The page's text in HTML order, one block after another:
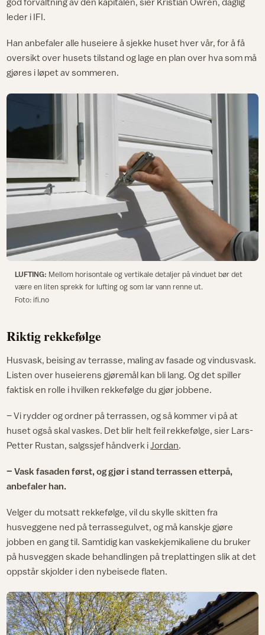
leder i IFI.
Han anbefaler alle huseiere å sjekke huset hver vår, for å få
oversikt over husets tilstand og lage en plan over hva som må
gjøres i løpet av sommeren.
LUFTING: Mellom horisontale og vertikale detaljer på vinduet bør det
være en liten sprekk for lufting og som lar vann renne ut.
Foto: ifi.no
Riktig rekkefølge
Husvask, beising av terrasse, maling av fasade og vindusvask.
Listen over huseierens gjøremål kan bli lang. Og det spiller
faktisk en rolle i hvilken rekkefølge du gjør jobbene.
– Vi rydder og ordner på terrassen, og så kommer vi på at
huset også skal vaskes. Det blir helt feil rekkefølge, sier Lars-
Petter Rustan, salgssjef håndverk iJordan.
– Vask fasaden først, og gjør i stand terrassen etterpå,
anbefaler han.
Velger du motsatt rekkefølge, vil du skylle skitten fra
husveggene ned på terrassegulvet, og må kanskje gjøre
jobben en gang til. Samtidig kan vaskekjemikaliene du bruker
på husveggen skade behandlingen på treplattingen slik at det
oppstår skjolder i den nybeisede flaten.